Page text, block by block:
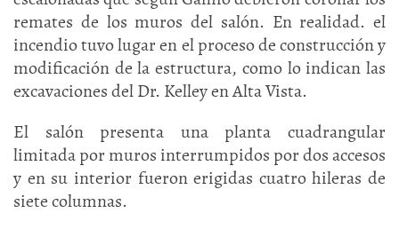
remates de los muros del salón. En realidad. el
incendio tuvo lugar en el proceso de construcción y
modificación de la estructura, como lo indican las
excavaciones del Dr. Kelley en Alta Vista.
El salón presenta una planta cuadrangular
limitada por muros interrumpidos por dos accesos
y en su interior fueron erigidas cuatro hileras de
siete columnas.